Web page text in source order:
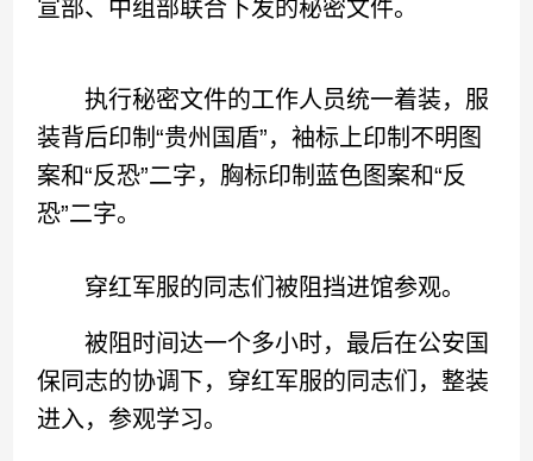
宣部、中组部联合下发的秘密文件。
执行秘密文件的工作人员统一着装，服
装背后印制“贵州国盾”，袖标上印制不明图
案和“反恐”二字，胸标印制蓝色图案和“反
恐”二字。
穿红军服的同志们被阻挡进馆参观。
被阻时间达一个多小时，最后在公安国
保同志的协调下，穿红军服的同志们，整装
进入，参观学习。